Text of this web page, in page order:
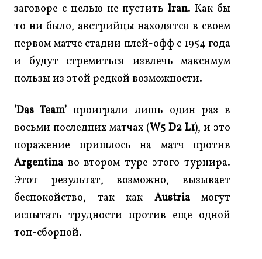
заговоре с целью не пуститьIran. Как бы
то ни было, австрийцы находятся в своем
первом матче стадии плей-офф с 1954 года
и будут стремиться извлечь максимум
пользы из этой редкой возможности.
‘Das Team’ проиграли лишь один раз в
восьми последних матчах (W5 D2 L1), и это
поражение пришлось на матч против
Argentina во втором туре этого турнира.
Этот результат, возможно, вызывает
беспокойство, так как Austriaмогут
испытать трудности против еще одной
топ-сборной.